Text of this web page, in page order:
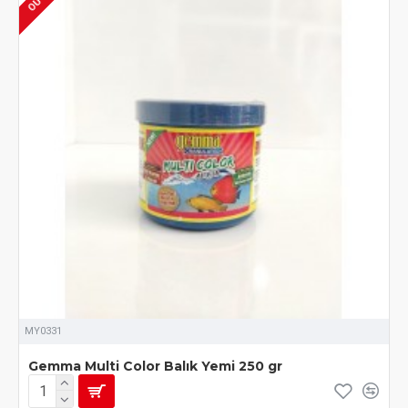
MY0331
Gemma Multi Color Balık Yemi 250 gr